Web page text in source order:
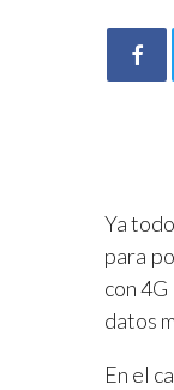
Ya
para
con
datos
En el